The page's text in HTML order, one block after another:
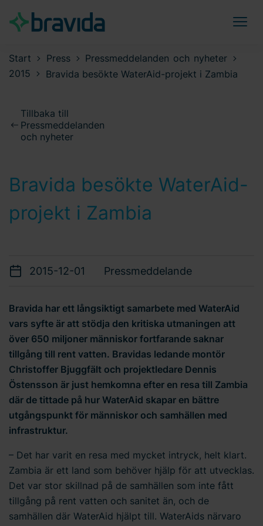
Start Press
Pressmeddelanden och nyheter
2015
Bravida besökte WaterAid-projekt i Zambia
Tillbaka till
Pressmeddelanden
och nyheter
Bravida besökte WaterAid-
projekt i Zambia
2015-12-01 Pressmeddelande
Bravida har ett långsiktigt samarbete med WaterAid
vars syfte är att stödja den kritiska utmaningen att
över 650 miljoner människor fortfarande saknar
tillgång till rent vatten. Bravidas ledande montör
Christoffer Bjuggfält och projektledare Dennis
Östensson är just hemkomna efter en resa till Zambia
där de tittade på hur WaterAid skapar en bättre
utgångspunkt för människor och samhällen med
infrastruktur.
– Det har varit en resa med mycket intryck, helt klart.
Zambia är ett land som behöver hjälp för att utvecklas.
Det var stor skillnad på de samhällen som inte fått
tillgång på rent vatten och sanitet än, och de
samhällen där WaterAid hjälpt till. WaterAids närvaro